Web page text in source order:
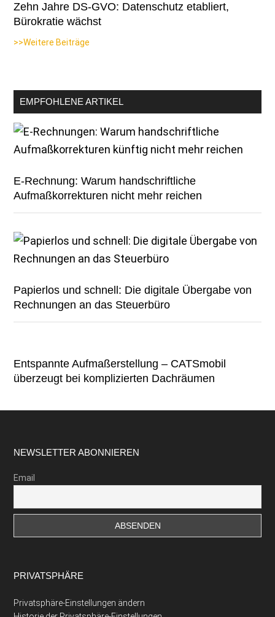
Zehn Jahre DS-GVO: Datenschutz etabliert,
Bürokratie wächst
>>Weitere Beiträge
EMPFOHLENE ARTIKEL
E-Rechnung: Warum handschriftliche
Aufmaßkorrekturen nicht mehr reichen
Papierlos und schnell: Die digitale Übergabe von
Rechnungen an das Steuerbüro
Entspannte Aufmaßerstellung – CATSmobil
überzeugt bei komplizierten Dachräumen
Footer
NEWSLETTER ABONNIEREN
Email
PRIVATSPHÄRE
Privatsphäre-Einstellungen ändern